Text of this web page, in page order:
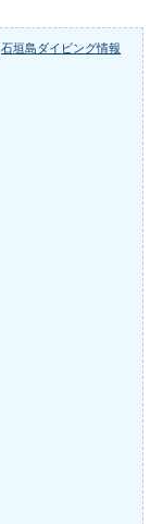
,石垣島ダイビング情報